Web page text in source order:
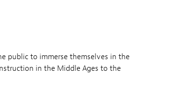
public to immerse themselves in the
in the Middle Ages to the